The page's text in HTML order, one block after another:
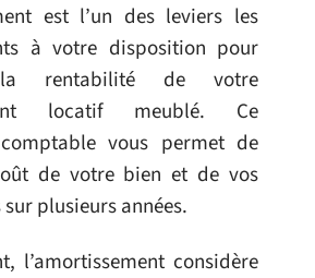
est l’un des leviers les
à votre disposition pour
rentabilité de votre
locatif meublé. Ce
vous permet de
de votre bien et de vos
plusieurs années.
l’amortissement considère